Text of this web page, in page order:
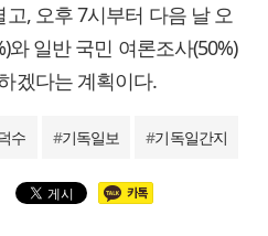
, 오후 7시부터 다음 날 오
와 일반 국민 여론조사(50%)
겠다는 계획이다.
수 #기독일보 #기독일간지